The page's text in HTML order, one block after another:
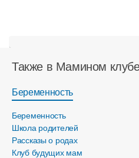
Также в Мамином
Беременность
Беременность
Школа родителей
Рассказы о родах
Клуб будущих мам